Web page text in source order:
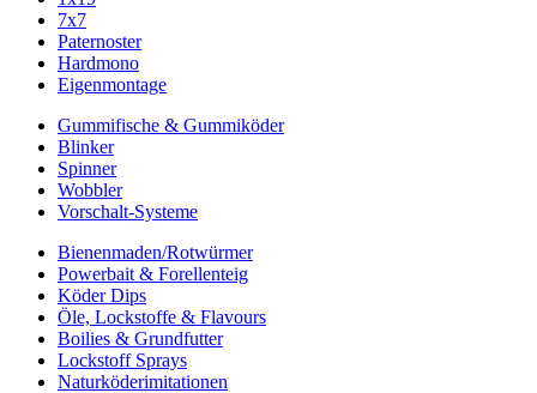
7x7
Paternoster
Hardmono
Eigenmontage
Gummifische & Gummiköder
Blinker
Spinner
Wobbler
Vorschalt-Systeme
Bienenmaden/Rotwürmer
Powerbait & Forellenteig
Köder Dips
Öle, Lockstoffe & Flavours
Boilies & Grundfutter
Lockstoff Sprays
Naturköderimitationen